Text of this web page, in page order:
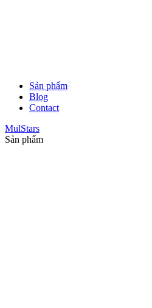
Sản phẩm
Blog
Contact
MulStars
Sản phẩm